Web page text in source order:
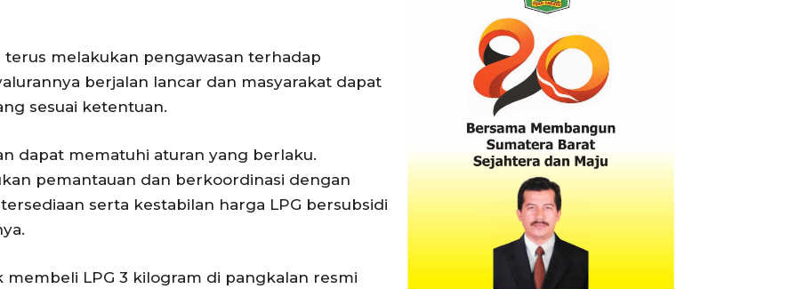
melakukan pengawasan terhadap
berjalan lancar dan masyarakat dapat
sesuai ketentuan.
dapat mematuhi aturan yang berlaku.
pemantauan dan berkoordinasi dengan
serta kestabilan harga LPG bersubsidi
membeli LPG 3 kilogram di pangkalan resmi